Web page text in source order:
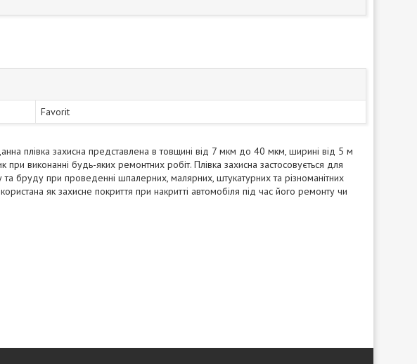
Favorit
плівка захисна представлена в товщині від 7 мкм до 40 мкм, ширині від 5 м
виконанні будь-яких ремонтних робіт. Плівка захисна застосовується для
бруду при проведенні шпалерних, малярних, штукатурних та різноманітних
як захисне покриття при накритті автомобіля під час його ремонту чи